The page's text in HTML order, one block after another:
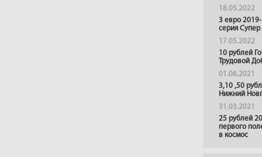
18.05.2022
3 евро
серия
17.05.2022
10 рублей
Трудовой
01.06.2021
3,10 ,50
Нижний
31.03.2021
25 рублей
первого
в космос